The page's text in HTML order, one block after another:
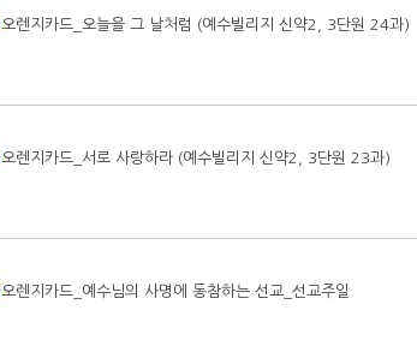
오렌지카드_오늘을 그 날처럼 (예수빌리지 신약2, 3단원 24과)
오렌지카드_서로 사랑하라 (예수빌리지 신약2, 3단원 23과)
오렌지카드_예수님의 사명에 동참하는 선교_선교주일